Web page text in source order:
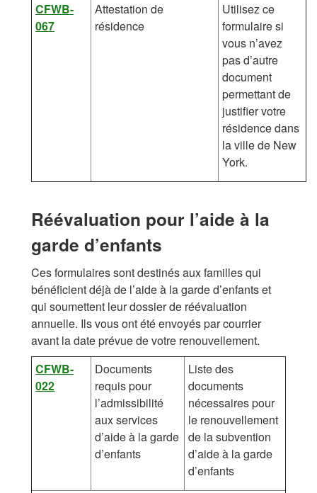
CFWB-
067
Attestation de
résidence
Utilisez ce
formulaire si
vous n’avez
pas d’autre
document
permettant de
justifier votre
résidence dans
la ville de New
York.
Réévaluation pour l’aide à la
garde d’enfants
Ces formulaires sont destinés aux familles qui
bénéficient déjà de l’aide à la garde d’enfants et
qui soumettent leur dossier de réévaluation
annuelle. Ils vous ont été envoyés par courrier
avant la date prévue de votre renouvellement.
CFWB-
022
Documents
requis pour
l’admissibilité
aux services
d’aide à la garde
d’enfants
Liste des
documents
nécessaires pour
le renouvellement
de la subvention
d’aide à la garde
d’enfants